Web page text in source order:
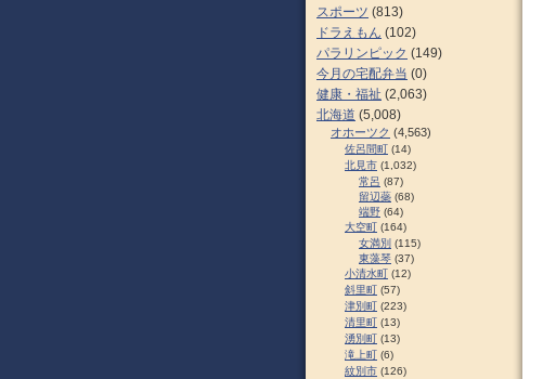
スポーツ (813)
ドラえもん (102)
パラリンピック (149)
今月の宅配弁当 (0)
健康・福祉 (2,063)
北海道 (5,008)
オホーツク (4,563)
佐呂間町 (14)
北見市 (1,032)
常呂 (87)
留辺蘂 (68)
端野 (64)
大空町 (164)
女満別 (115)
東藻琴 (37)
小清水町 (12)
斜里町 (57)
津別町 (223)
清里町 (13)
湧別町 (13)
滝上町 (6)
紋別市 (126)